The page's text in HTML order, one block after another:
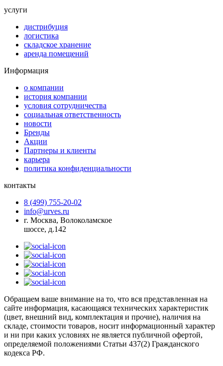
услуги
дистрибуция
логистика
складское хранение
аренда помещений
Информация
о компании
история компании
условия сотрудничества
социальная ответственность
новости
Бренды
Акции
Партнеры и клиенты
карьера
политика конфиденциальности
контакты
8 (499) 755-20-02
info@urves.ru
г. Москва, Волоколамское
шоссе, д.142
Обращаем ваше внимание на то, что вся представленная на
сайте информация, касающаяся технических характеристик
(цвет, внешний вид, комплектация и прочие), наличия на
складе, стоимости товаров, носит информационный характер
и ни при каких условиях не является публичной офертой,
определяемой положениями Статьи 437(2) Гражданского
кодекса РФ.